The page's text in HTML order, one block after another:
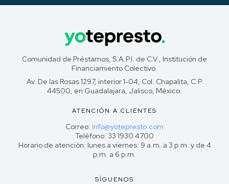
Comunidad de Préstamos, S.A.P.I. de C.V., Institución de
Financiamiento Colectivo.
Av. De las Rosas 1297, interior 1-04, Col. Chapalita, C.P.
44500, en Guadalajara, Jalisco, México.
ATENCIÓN A CLIENTES
Correo: info@yotepresto.com
Teléfono: 33 1930 4700
Horario de atención: lunes a viernes: 9 a.m. a 3 p.m. y de 4
p.m. a 6 p.m.
SÍGUENOS